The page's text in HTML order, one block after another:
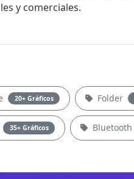
y comerciales.
20+ Gráficos Folder
35+ Gráficos Bluetooth